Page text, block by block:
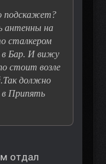
подскажет?
антенны на
сталкером
в Бар. И вижу
стоит возле
должно
Припять
отдал